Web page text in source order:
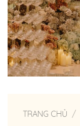
TRANG CHỦ /